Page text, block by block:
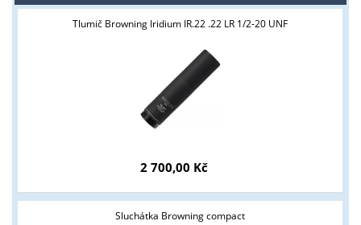
Tlumič Browning Iridium IR.22 .22 LR 1/2-20 UNF
2 700,00 Kč
Sluchátka Browning compact